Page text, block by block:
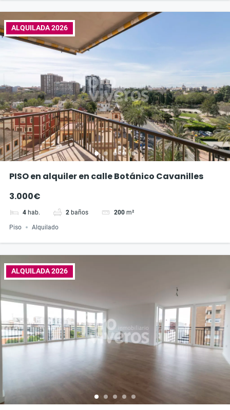
ALQUILADA 2026
PISO en alquiler en calle Botánico Cavanilles
3.000€
4 hab. 2 baños 200 m²
Piso Alquilado
ALQUILADA 2026